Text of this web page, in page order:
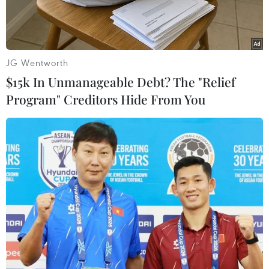
185.000 người.
Bác sỹ khám mắt miễn phí cho học sinh có hoàn cảnh khó khăn
trên địa bàn tỉnh. (Ảnh: Quý Trung/TTXVN)
Sáng 2/6, Ủy ban Nhân dân tỉnh Lai Châu tổ
JG Wentworth
$15k In Unmanageable Debt? The "Relief
Program" Creditors Hide From You